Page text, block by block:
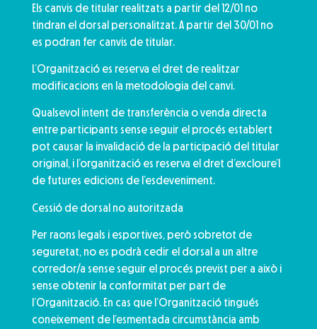
Els canvis de titular realitzats a partir del 12/01 no
tindran el dorsal personalitzat. A partir del 30/01 no
es podran fer canvis de titular.
L’Organització es reserva el dret de realitzar
modificacions en la metodologia del canvi.
Qualsevol intent de transferència o venda directa
entre participants sense seguir el procés establert
pot causar la invalidació de la participació del titular
original, i l’organització es reserva el dret d’excloure’l
de futures edicions de l’esdeveniment.
Cessió de dorsal no autoritzada
Per raons legals i esportives, però sobretot de
seguretat, no es podrà cedir el dorsal a un altre
corredor/a sense seguir el procés previst per a això i
sense obtenir la conformitat per part de
l’Organització. En cas que l’Organització tingués
coneixement de l’esmentada circumstància amb